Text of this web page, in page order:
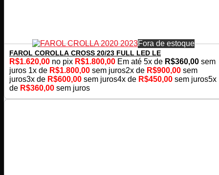
Fora de estoque
FAROL COROLLA CROSS 20/23 FULL LED LE
R$1.620,00 no pix R$1.800,00 Em até 5x de R$360,00 sem
juros 1x de R$1.800,00 sem juros2x de R$900,00 sem
juros3x de R$600,00 sem juros4x de R$450,00 sem juros5x
de R$360,00 sem juros